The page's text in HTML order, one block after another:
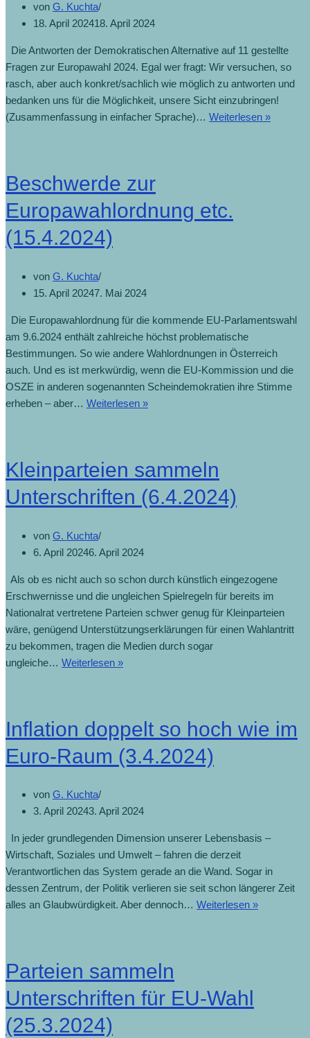
von G. Kuchta
18. April 202418. April 2024
Die Antworten der Demokratischen Alternative auf 11 gestellte
Fragen zur Europawahl 2024. Egal wer fragt: Wir versuchen, so
rasch, aber auch konkret/sachlich wie möglich zu antworten und
bedanken uns für die Möglichkeit, unsere Sicht einzubringen!
(Zusammenfassung in einfacher Sprache)… Weiterlesen »
Beschwerde zur
Europawahlordnung etc.
(15.4.2024)
von G. Kuchta
15. April 20247. Mai 2024
Die Europawahlordnung für die kommende EU-Parlamentswahl
am 9.6.2024 enthält zahlreiche höchst problematische
Bestimmungen. So wie andere Wahlordnungen in Österreich
auch. Und es ist merkwürdig, wenn die EU-Kommission und die
OSZE in anderen sogenannten Scheindemokratien ihre Stimme
erheben – aber… Weiterlesen »
Kleinparteien sammeln
Unterschriften (6.4.2024)
von G. Kuchta
6. April 20246. April 2024
Als ob es nicht auch so schon durch künstlich eingezogene
Erschwernisse und die ungleichen Spielregeln für bereits im
Nationalrat vertretene Parteien schwer genug für Kleinparteien
wäre, genügend Unterstützungserklärungen für einen Wahlantritt
zu bekommen, tragen die Medien durch sogar
ungleiche… Weiterlesen »
Inflation doppelt so hoch wie im
Euro-Raum (3.4.2024)
von G. Kuchta
3. April 20243. April 2024
In jeder grundlegenden Dimension unserer Lebensbasis –
Wirtschaft, Soziales und Umwelt – fahren die derzeit
Verantwortlichen das System gerade an die Wand. Sogar in
dessen Zentrum, der Politik verlieren sie seit schon längerer Zeit
alles an Glaubwürdigkeit. Aber dennoch… Weiterlesen »
Parteien sammeln
Unterschriften für EU-Wahl
(25.3.2024)